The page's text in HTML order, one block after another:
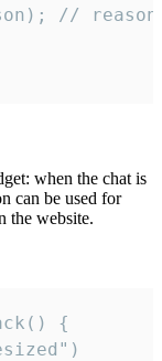
//
when the chat is
can be used for
the website.
{